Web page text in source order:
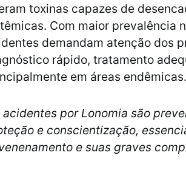
toxinas capazes de
Com maior prevalência
demandam atenção dos
rápido, tratamento
em áreas endêmicas.
acidentes por Lonomia são
e conscientização,
e suas graves